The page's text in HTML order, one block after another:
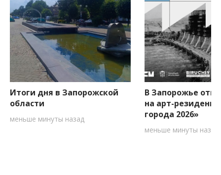
Итоги дня в Запорожской
области
меньше минуты назад
В Запорожье
на арт-
города 2026»
меньше минуты назад